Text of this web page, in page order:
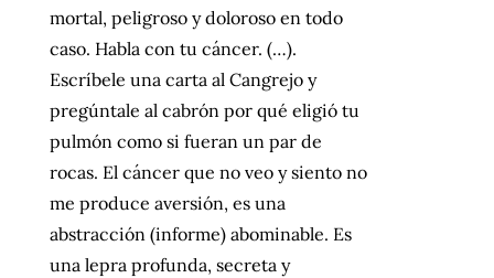
mortal, peligroso y doloroso en todo
caso. Habla con tu cáncer. (…).
Escríbele una carta al Cangrejo y
pregúntale al cabrón por qué eligió tu
pulmón como si fueran un par de
rocas. El cáncer que no veo y siento no
me produce aversión, es una
abstracción (informe) abominable. Es
una lepra profunda, secreta y